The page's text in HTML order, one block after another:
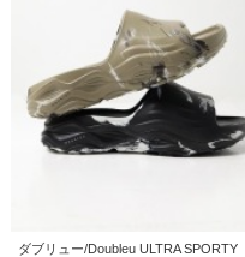
ダブリュー/Doubleu ULTRA SPORTY